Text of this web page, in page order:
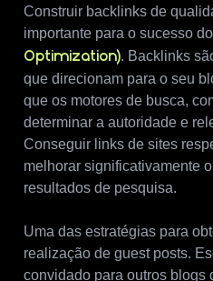
Construir backlinks de
importante para o sucesso do
Optimization). Backlinks
que direcionam para o seu
que os motores de busca,
determinar a autoridade e
Conseguir links de sites
melhorar significativamente
resultados de pesquisa.
Uma das estratégias para
realização de guest posts.
convidado para outros blogs